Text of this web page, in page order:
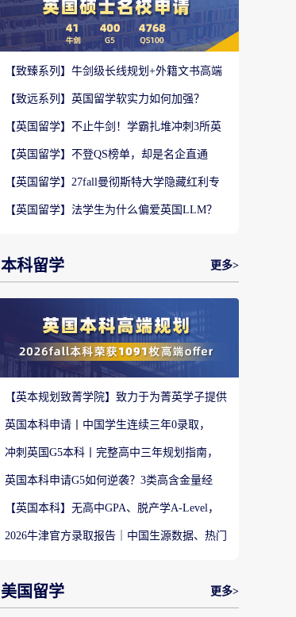
【致臻系列】牛剑级长线规划+外籍文书高端
【致远系列】英国留学软实力如何加强？
【英国留学】不止牛剑！学霸扎堆冲刺3所英
【英国留学】不登QS榜单，却是名企直通
【英国留学】27fall曼彻斯特大学隐藏红利专
【英国留学】法学生为什么偏爱英国LLM？
本科留学 更多>
【英本规划致菁学院】致力于为菁英学子提供
英国本科申请丨中国学生连续三年0录取，
冲刺英国G5本科丨完整高中三年规划指南，
英国本科申请G5如何逆袭？3类高含金量经
【英国本科】无高中GPA、脱产学A-Level，
2026牛津官方录取报告｜中国生源数据、热门
美国留学 更多>